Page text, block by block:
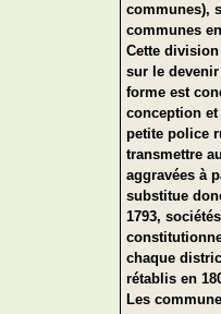
communes),
communes
Cette
sur le
forme est
conception
petite police
transmettre
aggravées à
substitue
1793,
chaque
rétablis en
Les